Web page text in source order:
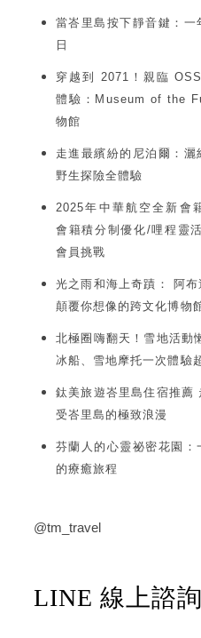
當峇里島按下靜音鍵：一
日
穿越到 2071！親臨
體驗：Museum of the
物館
走進最繽紛的尼泊爾：灑
野生探險全體驗
2025年中華航空全新會
會籍積分制優化/哩程靈
會員挑戰
光之雨和海上奇蹟： 阿
顛覆你想像的跨文化博物
北極圈嗨翻天！雪地活動
冰船、雪地摩托一次體驗
鈦美旅遊峇里島住宿推薦
受峇里島的極致浪漫
芬蘭人的心靈祕密花園：
的療癒旅程
@tm_travel
LINE 線上諮詢